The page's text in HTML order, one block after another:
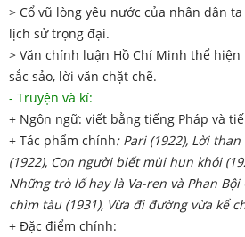
> Cổ vũ lòng yêu nước của nhân dân
lịch sử trọng đại.
> Văn chính luận Hồ Chí Minh thể
sắc sảo, lời văn chặt chẽ.
- Truyện và kí:
+ Ngôn ngữ: viết bằng tiếng Pháp và
+ Tác phẩm chính: Pari (1922), Lời
(1922), Con người biết mùi hun khói
Những trò lố hay là Va-ren và Phan Bội
chìm tàu (1931), Vừa đi đường vừa kể
+ Đặc điểm chính: